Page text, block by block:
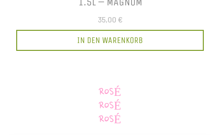
35,00 €
IN DEN WARENKORB
ROSÉ
ROSÉ
ROSÉ